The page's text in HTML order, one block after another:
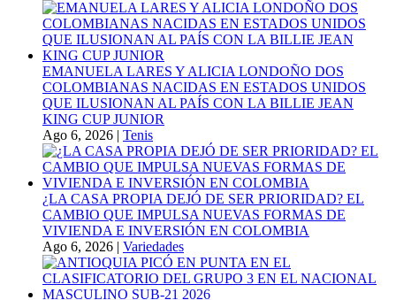
EMANUELA LARES Y ALICIA LONDOÑO DOS
COLOMBIANAS NACIDAS EN ESTADOS UNIDOS
QUE ILUSIONAN AL PAÍS CON LA BILLIE JEAN
KING CUP JUNIOR
Ago 6, 2026 | Tenis
¿LA CASA PROPIA DEJÓ DE SER PRIORIDAD? EL
CAMBIO QUE IMPULSA NUEVAS FORMAS DE
VIVIENDA E INVERSIÓN EN COLOMBIA
Ago 6, 2026 | Variedades